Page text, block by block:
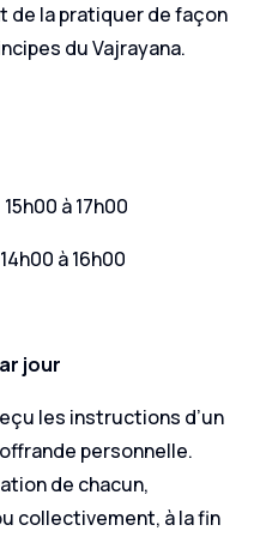
de la pratiquer de façon
du Vajrayana.
à 17h00
à 16h00
jour
les instructions d’un
personnelle.
de chacun,
collectivement, à la fin